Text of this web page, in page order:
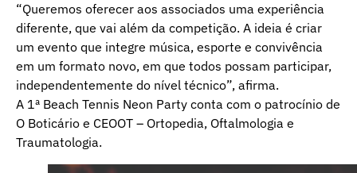
“Queremos oferecer aos associados uma experiência
diferente, que vai além da competição. A ideia é criar
um evento que integre música, esporte e convivência
em um formato novo, em que todos possam participar,
independentemente do nível técnico”, afirma.
A 1ª Beach Tennis Neon Party conta com o patrocínio de
O Boticário e CEOOT – Ortopedia, Oftalmologia e
Traumatologia.